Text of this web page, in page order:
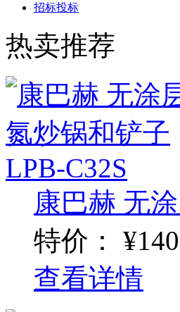
招标投标
热卖推荐
康巴赫 无
特价：
查看详情